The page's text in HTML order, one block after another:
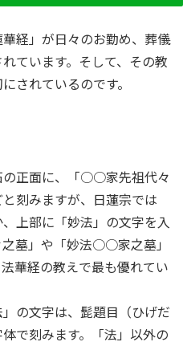
経」が日々のお勤め、葬儀
ています。そして、その教
されているのです。
の正面に、「○○家先祖代々
刻みますが、日蓮宗では
上部に「妙法」の文字を入
墓」や「妙法○○家之墓」
華経の教えで最も優れてい
の文字は、髭題目（ひげだ
で刻みます。「法」以外の